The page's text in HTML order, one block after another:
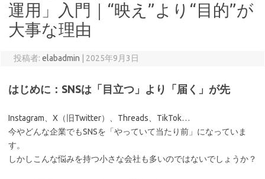
運用」入門｜“映え”より“目的”が
大事な理由
投稿者: elabadmin 2025年9月3日
はじめに：SNSは「目立つ」より「届く」が先
Instagram、X（旧Twitter）、Threads、TikTok…
今やどんな企業でもSNSを「やっていて当たり前」になっていま
す。
しかしこんな悩みを持つ小さな会社も多いのではないでしょうか？